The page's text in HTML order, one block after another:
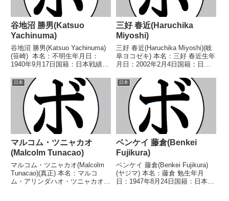
谷地沼 勝男(Katsuo
Yachinuma)
谷地沼 勝男(Katsuo Yachinuma)
(笹崎) 本名：不明生年月日：
1940年9月17日国籍：日本戦績：
イトル】1961年度東日本フライ
級新人王1962年度チャンピオン
スカウトA級トー...
三好 春近(Haruchika
Miyoshi)
三好 春近(Haruchika Miyoshi)(岐
阜ヨコゼキ) 本名：三好 春近生年
月日：2002年2月4日国籍：日本
ル】なし 【戦歴】2022/09/10
○1RTKO 黒川 智矢(唯心) 【補
足情...
日本
マルコム・ツニャカオ
(Malcolm Tunacao)
マルコム・ツニャカオ(Malcolm
Tunacao)(真正) 本名：マルコ
ム・アリンダハオ・ツニャカオ生
日本
ベンケイ 藤倉(Benkei
Fujikura)
ベンケイ 藤倉(Benkei Fujikura)
(ヤジマ) 本名：藤倉 勉生年月
日：1947年8月24日国籍：日本戦